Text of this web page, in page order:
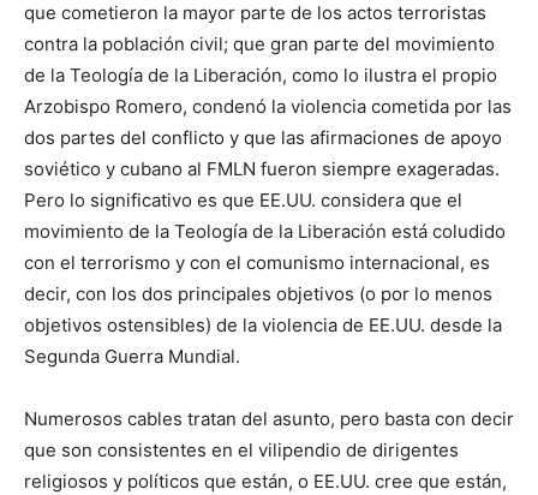
que cometieron la mayor parte de los actos terroristas
contra la población civil; que gran parte del movimiento
de la Teología de la Liberación, como lo ilustra el propio
Arzobispo Romero, condenó la violencia cometida por las
dos partes del conflicto y que las afirmaciones de apoyo
soviético y cubano al FMLN fueron siempre exageradas.
Pero lo significativo es que EE.UU. considera que el
movimiento de la Teología de la Liberación está coludido
con el terrorismo y con el comunismo internacional, es
decir, con los dos principales objetivos (o por lo menos
objetivos ostensibles) de la violencia de EE.UU. desde la
Segunda Guerra Mundial.
Numerosos cables tratan del asunto, pero basta con decir
que son consistentes en el vilipendio de dirigentes
religiosos y políticos que están, o EE.UU. cree que están,